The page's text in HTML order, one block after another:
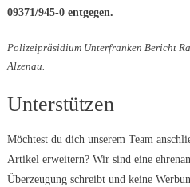
09371/945-0 entgegen.
Polizeipräsidium Unterfranken Bericht
Alzenau.
Unterstützen
Möchtest du dich unserem Team
Artikel erweitern? Wir sind eine
Überzeugung schreibt und keine